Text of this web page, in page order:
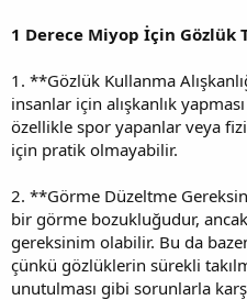
1 Derece Miyop İçin Gözlük
1. **Gözlük Kullanma
insanlar için alışkanlık
özellikle spor yapanlar veya
için pratik olmayabilir.
2. **Görme Düzeltme
bir görme bozukluğudur,
gereksinim olabilir. Bu da
çünkü gözlüklerin sürekli
unutulması gibi sorunlarla